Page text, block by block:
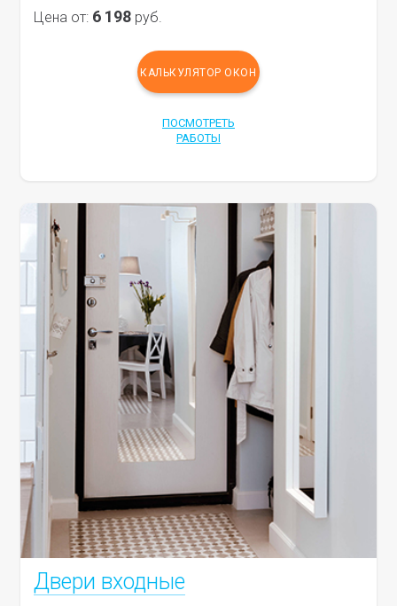
Цена от: 6 198 руб.
КАЛЬКУЛЯТОР ОКОН
ПОСМОТРЕТЬ
РАБОТЫ
Двери входные